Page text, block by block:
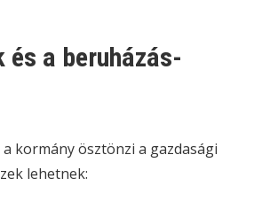
a beruházás-
kormány ösztönzi a gazdasági
lehetnek: